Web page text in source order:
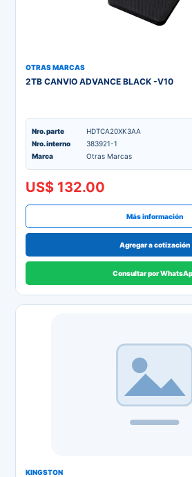
OTRAS MARCAS
2TB CANVIO ADVANCE BLACK -V10
Nro. parte
HDTCA20XK3AA
Nro. interno
383921-1
Marca
Otras Marcas
US$ 132.00
Más información
Agregar a cotización
Consultar por
KINGSTON